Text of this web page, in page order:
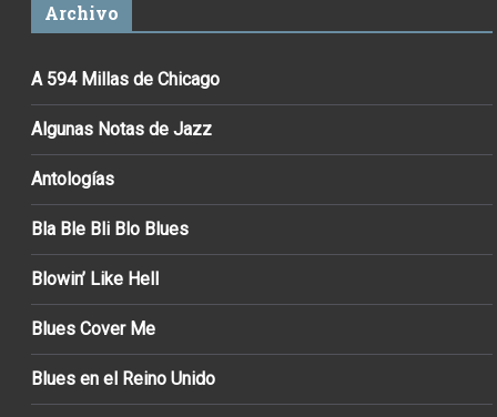
Archivo
A 594 Millas de Chicago
Algunas Notas de Jazz
Antologías
Bla Ble Bli Blo Blues
Blowin’ Like Hell
Blues Cover Me
Blues en el Reino Unido